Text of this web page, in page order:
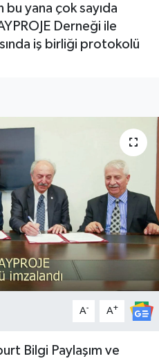
bu yana çok sayıda
Derneği ile
iş birliği protokolü
A- A+
Bilgi Paylaşım ve